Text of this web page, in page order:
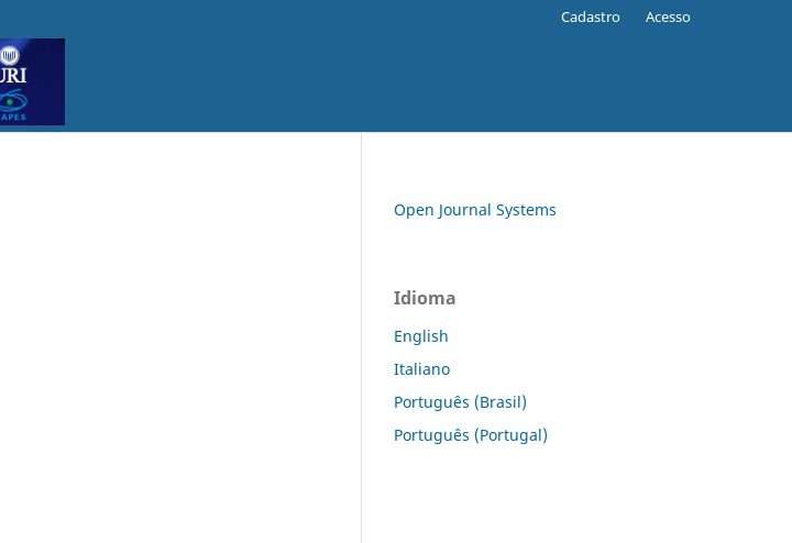
Cadastro Acesso
Open Journal Systems
Idioma
English
Italiano
Português (Brasil)
Português (Portugal)